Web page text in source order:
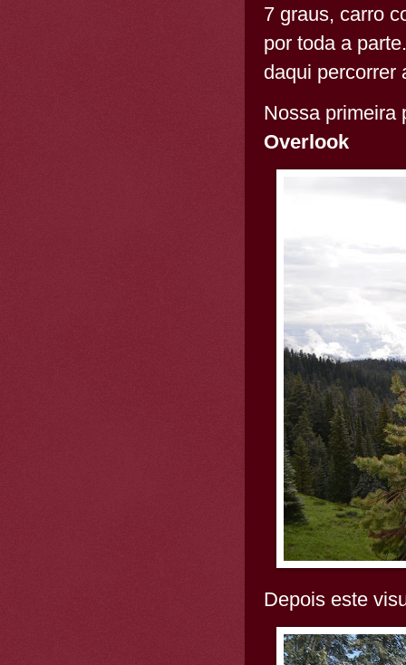
7 graus, carro
por toda a
daqui percorrer
Nossa primeira
Overlook
Depois este